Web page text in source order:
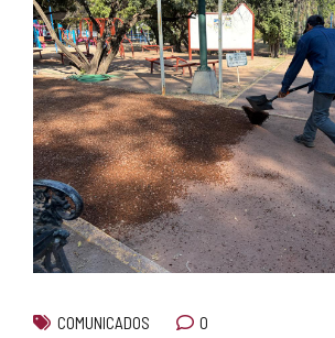
COMUNICADOS 0